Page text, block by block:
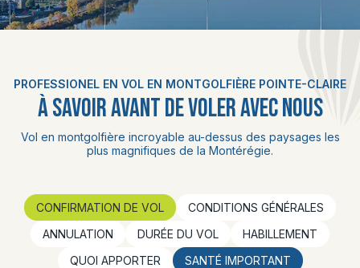
FAQ
PHOTOS ET VIDÉOS
CONTACT
PROFESSIONEL EN VOL EN MONTGOLFIÈRE POINTE-CLAIRE
À SAVOIR AVANT DE VOLER AVEC NOUS
Vol en montgolfière incroyable au-dessus des paysages les
plus magnifiques de la Montérégie.
CONFIRMATION DE VOL
CONDITIONS GÉNÉRALES
ANNULATION
DURÉE DU VOL
HABILLEMENT
QUOI APPORTER
SANTÉ IMPORTANT